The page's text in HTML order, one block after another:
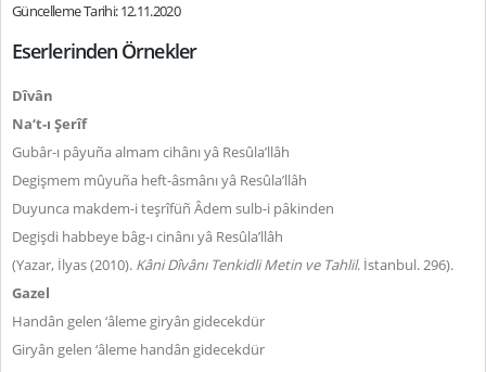
Güncelleme Tarihi: 12.11.2020
Eserlerinden Örnekler
Dîvân
Na‘t-ı Şerîf
Gubâr-ı pâyuña almam cihânı yâ Resûla’llâh
Degişmem mûyuña heft-âsmânı yâ Resûla’llâh
Duyunca makdem-i teşrîfüñ Âdem sulb-i pâkinden
Degişdi habbeye bâg-ı cinânı yâ Resûla’llâh
(Yazar, İlyas (2010). Kâni Dîvânı Tenkidli Metin ve Tahlil. İstanbul. 296).
Gazel
Handân gelen ‘âleme giryân gidecekdür
Giryân gelen ‘âleme handân gidecekdür